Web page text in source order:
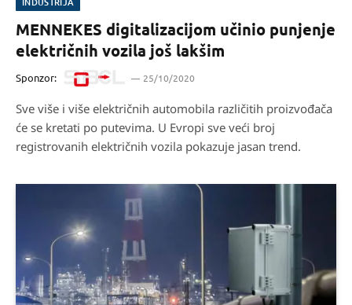
MENNEKES digitalizacijom učinio punjenje
električnih vozila još lakšim
Sponzor: 25/10/2020
Sve više i više električnih automobila različitih proizvođača
će se kretati po putevima. U Evropi sve veći broj
registrovanih električnih vozila pokazuje jasan trend.